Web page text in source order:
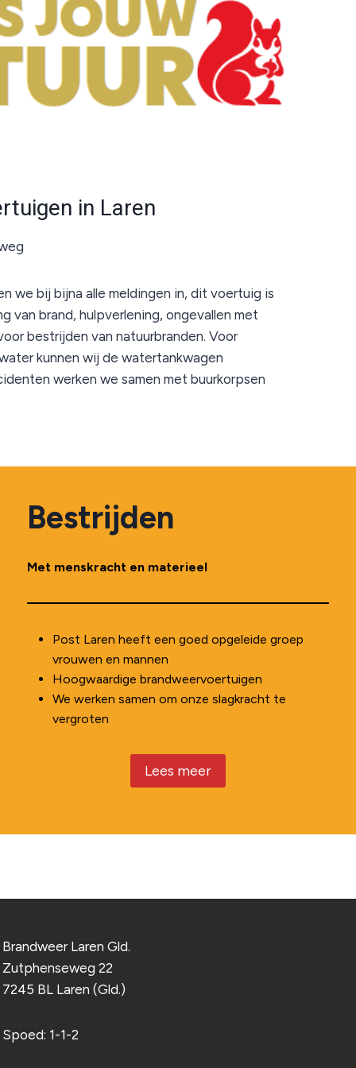
in Laren
we bij bijna alle meldingen in, dit voertuig is
van brand, hulpverlening, ongevallen met
bestrijden van natuurbranden. Voor
kunnen wij de watertankwagen
werken we samen met buurkorpsen
Bestrijden
Met menskracht en materieel
Post Laren heeft een goed opgeleide groep
vrouwen en mannen
Hoogwaardige brandweervoertuigen
We werken samen om onze slagkracht te
vergroten
Lees meer
Brandweer Laren Gld.
Zutphenseweg 22
7245 BL Laren (Gld.)
Spoed: 1-1-2